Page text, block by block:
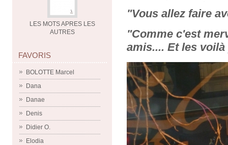
LES MOTS APRES LES
AUTRES
FAVORIS
BOLOTTE Marcel
Dana
Danae
Denis
Didier O.
Elodia
"Vous allez faire
"Comme c'est
amis.... Et les